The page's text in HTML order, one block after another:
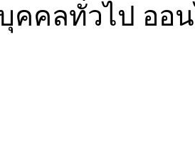
บุคคลทั่วไป ออ